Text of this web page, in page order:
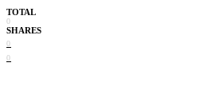
TOTAL
0
SHARES
0
0